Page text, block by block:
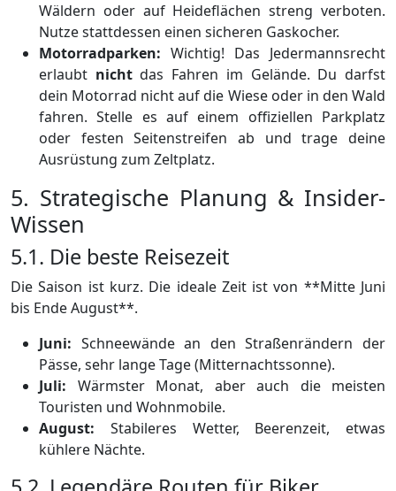
Wäldern oder auf Heideflächen streng verboten.
Nutze stattdessen einen sicheren Gaskocher.
Motorradparken: Wichtig! Das Jedermannsrecht
erlaubt nichtdas Fahren im Gelände. Du darfst
dein Motorrad nicht auf die Wiese oder in den Wald
fahren. Stelle es auf einem offiziellen Parkplatz
oder festen Seitenstreifen ab und trage deine
Ausrüstung zum Zeltplatz.
5. Strategische Planung & Insider-
Wissen
5.1. Die beste Reisezeit
Die Saison ist kurz. Die ideale Zeit ist von **Mitte Juni
bis Ende August**.
Juni: Schneewände an den Straßenrändern der
Pässe, sehr lange Tage (Mitternachtssonne).
Juli: Wärmster Monat, aber auch die meisten
Touristen und Wohnmobile.
August: Stabileres Wetter, Beerenzeit, etwas
kühlere Nächte.